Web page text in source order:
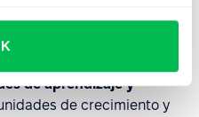
de los empleados.
de aprendizaje y
de crecimiento y